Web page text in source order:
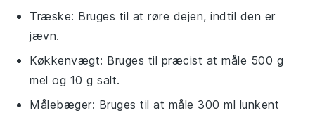
Træske: Bruges til at røre dejen, indtil den er
jævn.
Køkkenvægt: Bruges til præcist at måle 500 g
mel og 10 g salt.
Målebæger: Bruges til at måle 300 ml lunkent